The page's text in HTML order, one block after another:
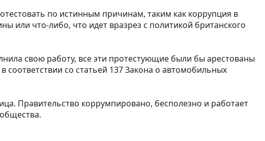
по истинным причинам, таким как коррупция в
или что-либо, что идет вразрез с политикой британского
свою работу, все эти протестующие были бы арестованы
со статьей 137 Закона о автомобильных
Правительство коррумпировано, бесполезно и работает